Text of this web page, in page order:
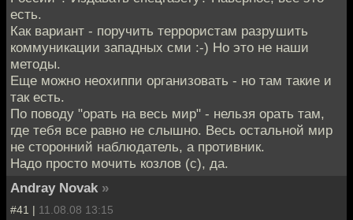
есть.
Как вариант - поручить террористам разрушить
коммуникации западных сми :-) Но это не наши
методы.
Еще можно неохиппи организовать - но там такие и
так есть.
По поводу "орать на весь мир" - нельзя орать там,
где тебя все равно не слышно. Весь остальной мир
не сторонний наблюдатель, а противник.
Надо просто мочить козлов (с), да.
Andray Novak »
#41 | 11.08.08 13:15